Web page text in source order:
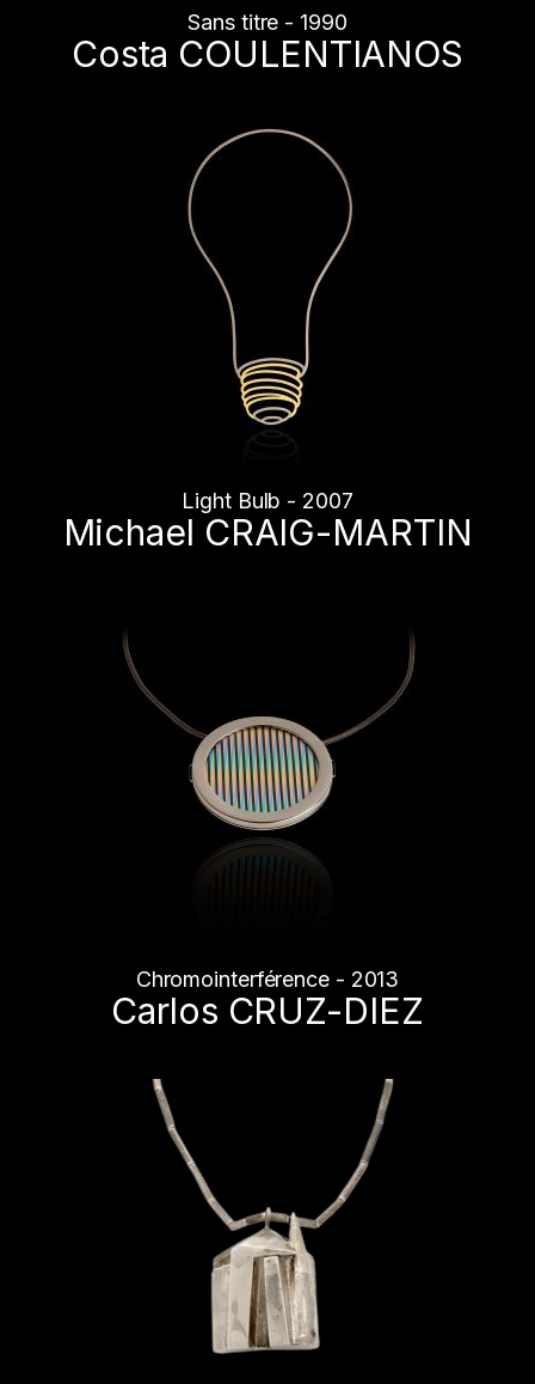
Sans titre - 1990
Costa COULENTIANOS
Light Bulb - 2007
Michael CRAIG-MARTIN
Chromointerférence - 2013
Carlos CRUZ-DIEZ